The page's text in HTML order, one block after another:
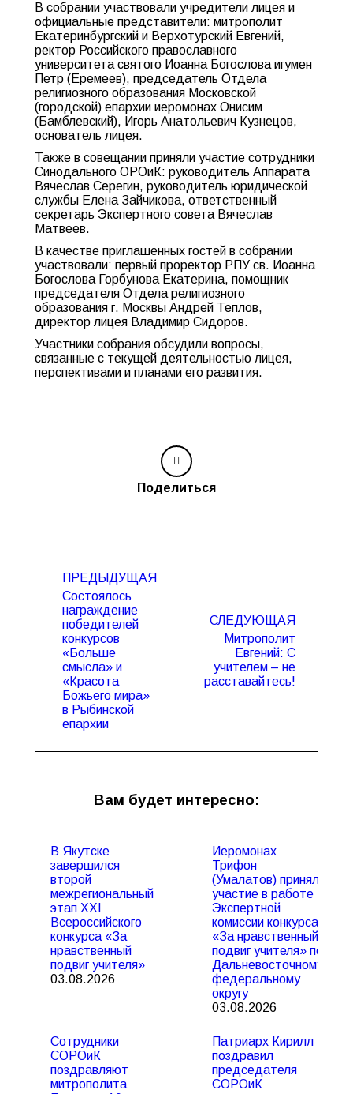
В собрании участвовали учредители лицея и
официальные представители: митрополит
Екатеринбургский и Верхотурский Евгений,
ректор Российского православного
университета святого Иоанна Богослова игумен
Петр (Еремеев), председатель Отдела
религиозного образования Московской
(городской) епархии иеромонах Онисим
(Бамблевский), Игорь Анатольевич Кузнецов,
основатель лицея.
Также в совещании приняли участие сотрудники
Синодального ОРОиК: руководитель Аппарата
Вячеслав Серегин, руководитель юридической
службы Елена Зайчикова, ответственный
секретарь Экспертного совета Вячеслав
Матвеев.
В качестве приглашенных гостей в собрании
участвовали: первый проректор РПУ св. Иоанна
Богослова Горбунова Екатерина, помощник
председателя Отдела религиозного
образования г. Москвы Андрей Теплов,
директор лицея Владимир Сидоров.
Участники собрания обсудили вопросы,
связанные с текущей деятельностью лицея,
перспективами и планами его развития.
Поделиться
записям
ПРЕДЫДУЩАЯ
Предыдущая
запись:
Состоялось
награждение
победителей
конкурсов
«Больше
смысла» и
«Красота
Божьего мира»
в Рыбинской
епархии
СЛЕДУЮЩАЯ
Следующая
запись:
Митрополит
Евгений: С
учителем – не
расставайтесь!
Вам будет интересно:
В Якутске
завершился
второй
межрегиональный
этап XXI
Всероссийского
конкурса «За
нравственный
подвиг учителя»
03.08.2026
Иеромонах
Трифон
(Умалатов) принял
участие в работе
Экспертной
комиссии конкурса
«За нравственный
подвиг учителя» по
Дальневосточному
федеральному
округу
03.08.2026
Сотрудники
СОРОиК
поздравляют
митрополита
Патриарх Кирилл
поздравил
председателя
СОРОиК